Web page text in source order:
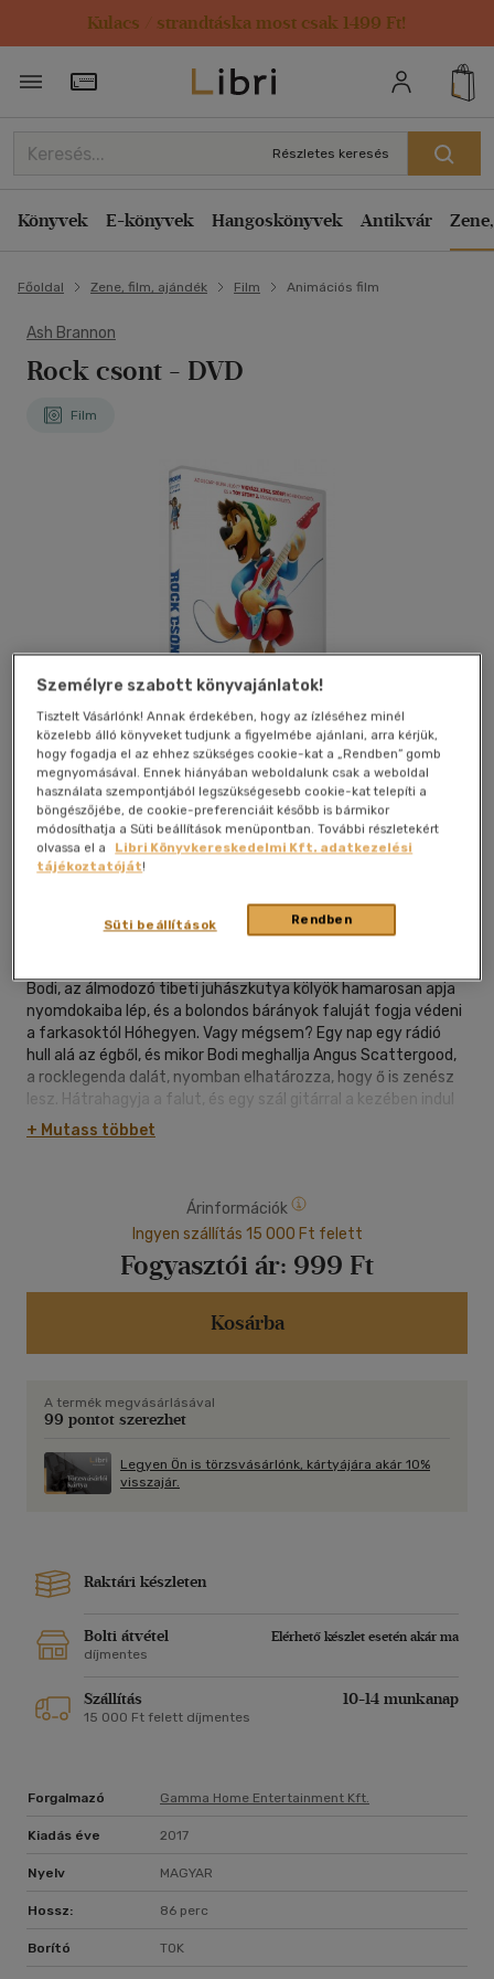
Kulacs / strandtáska most csak 1499 Ft!
Törzsvásárlói Kártya adatai
Részletes keresés
Könyvek E-könyvek Hangoskönyvek Antikvár
Főoldal Zene, film, ajándék Film Animációs film
Ash Brannon
Rock csont - DVD
Film
Kívánságlistához adom Megosztom
Gamma Home Entertainment Kft. 2017|magyar nyelvű
Bodi, az álmodozó tibeti juhászkutya kölyök hamarosan apja
nyomdokaiba lép, és a bolondos bárányok faluját fogja védeni
a farkasoktól Hóhegyen. Vagy mégsem? Egy nap egy rádió
hull alá az égből, és mikor Bodi meghallja Angus Scattergood,
a rocklegenda dalát, nyomban elhatározza, hogy ő is zenész
lesz. Hátrahagyja a falut, és egy szál gitárral a kezében indul
el a nagyvárosba, hogy új szenvedélyének hódolhasson. Ott
azonban a juhászkutyák ősi ellenségei, a farkasok leselkednek
feladat, hogy megmentse családját és barátait a rájuk
leselkedő veszélytől, de közben ne kelljen feladnia élete
álmát: a zenélést.
6 éven aluliak számára nem ajánlott - NFT/24125/2017
+ Mutass többet
Árinformációk
Ingyen szállítás 15 000 Ft felett
Fogyasztói ár: 999 Ft
Kosárba
A termék megvásárlásával
99 pontot szerezhet
Legyen Ön is törzsvásárlónk, kártyájára akár 10%
visszajár.
Raktári készleten
Bolti átvétel
Elérhető készlet esetén akár ma
díjmentes
Szállítás 10-14 munkanap
15 000 Ft felett díjmentes
Forgalmazó Gamma Home Entertainment Kft.
Kiadás éve 2017
Nyelv MAGYAR
Hossz: 86 perc
Borító TOK
Személyre szabott könyvajánlatok!
Tisztelt Vásárlónk! Annak érdekében, hogy az ízléséhez minél
közelebb álló könyveket tudjunk a figyelmébe ajánlani, arra kérjük,
hogy fogadja el az ehhez szükséges cookie-kat a „Rendben” gomb
megnyomásával. Ennek hiányában weboldalunk csak a weboldal
használata szempontjából legszükségesebb cookie-kat telepíti a
böngészőjébe, de cookie-preferenciáit később is bármikor
módosíthatja a Süti beállítások menüpontban. További részletekért
olvassa el a
Libri Könyvkereskedelmi Kft. adatkezelési
tájékoztatóját!
Rendben
Süti beállítások